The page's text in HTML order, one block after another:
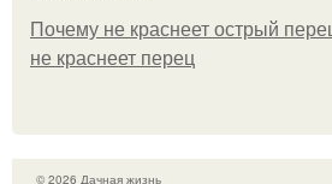
Почему не краснеет острый
не краснеет перец
© 2026 Дачная жизнь